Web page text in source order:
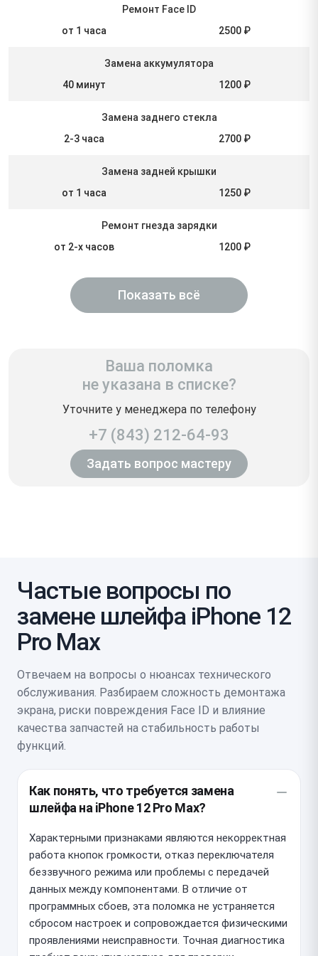
Ремонт Face ID
от 1 часа
2500 ₽
Замена аккумулятора
40 минут
1200 ₽
Замена заднего стекла
2-3 часа
2700 ₽
Замена задней крышки
от 1 часа
1250 ₽
Ремонт гнезда зарядки
от 2-х часов
1200 ₽
Показать всё
Ваша поломка
не указана в списке?
Уточните у менеджера по телефону
+7 (843) 212-64-93
Задать вопрос мастеру
Частые вопросы по
замене шлейфа iPhone 12
Pro Max
Отвечаем на вопросы о нюансах технического
обслуживания. Разбираем сложность демонтажа
экрана, риски повреждения Face ID и влияние
качества запчастей на стабильность работы
функций.
Как понять, что требуется замена
шлейфа на iPhone 12 Pro Max?
Характерными признаками являются некорректная
работа кнопок громкости, отказ переключателя
беззвучного режима или проблемы с передачей
данных между компонентами. В отличие от
программных сбоев, эта поломка не устраняется
сбросом настроек и сопровождается физическими
проявлениями неисправности. Точная диагностика